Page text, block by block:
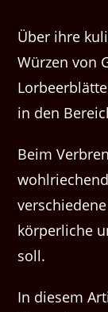
Über ihre
Würzen von
in den
Beim
körperliche
soll.
In diesem